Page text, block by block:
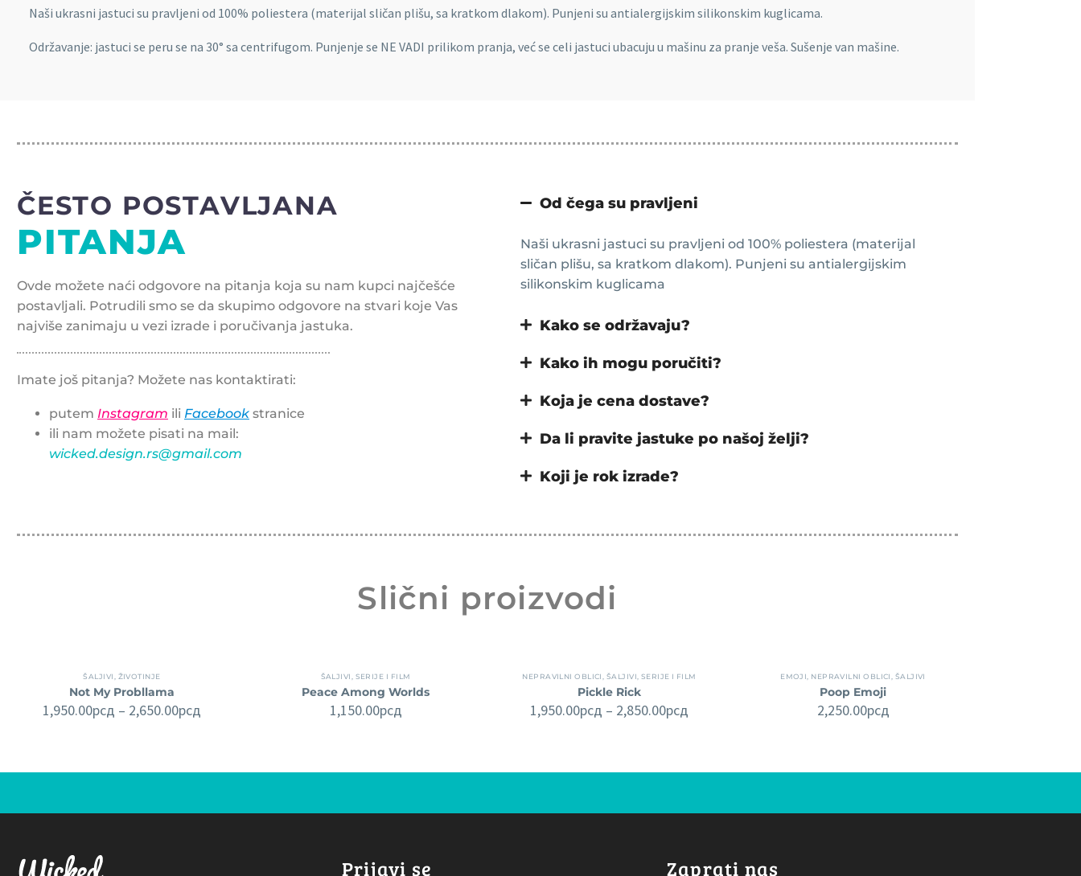
Naši ukrasni jastuci su pravljeni od 100% poliestera (materijal sličan plišu, sa kratkom dlakom). Punjeni su antialergijskim silikonskim kuglicama.
Održavanje: jastuci se peru se na 30° sa centrifugom. Punjenje se NE VADI prilikom pranja, već se celi jastuci ubacuju u mašinu za pranje veša. Sušenje van mašine.
ČESTO POSTAVLJANA
PITANJA
Ovde možete naći odgovore na pitanja koja su nam kupci najčešće
postavljali. Potrudili smo se da skupimo odgovore na stvari koje Vas
najviše zanimaju u vezi izrade i poručivanja jastuka.
Imate još pitanja? Možete nas kontaktirati:
putem Instagram ili Facebook stranice
ili nam možete pisati na mail:
wicked.design.rs@gmail.com
Od čega su pravljeni
Naši ukrasni jastuci su pravljeni od 100% poliestera (materijal
sličan plišu, sa kratkom dlakom). Punjeni su antialergijskim
silikonskim kuglicama
Kako se održavaju?
Kako ih mogu poručiti?
Koja je cena dostave?
Da li pravite jastuke po našoj želji?
Koji je rok izrade?
Slični proizvodi
ŠALJIVI ŽIVOTINJE
Not My Probllama
1,950.00рсд – 2,650.00рсд
ŠALJIVI SERIJE I FILM
Peace Among Worlds
1,150.00рсд
NEPRAVILNI OBLICI ŠALJIVI SERIJE I FILM
Pickle Rick
1,950.00рсд – 2,850.00рсд
EMOJI NEPRAVILNI OBLICI ŠALJIVI
Poop Emoji
2,250.00рсд
Prijavi se Zaprati nas